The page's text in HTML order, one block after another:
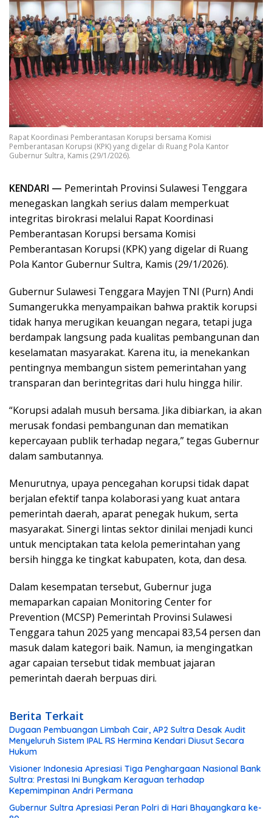
Rapat Koordinasi Pemberantasan Korupsi bersama Komisi
Pemberantasan Korupsi (KPK) yang digelar di Ruang Pola Kantor
Gubernur Sultra, Kamis (29/1/2026).
KENDARI — Pemerintah Provinsi Sulawesi Tenggara
menegaskan langkah serius dalam memperkuat
integritas birokrasi melalui Rapat Koordinasi
Pemberantasan Korupsi bersama Komisi
Pemberantasan Korupsi (KPK) yang digelar di Ruang
Pola Kantor Gubernur Sultra, Kamis (29/1/2026).
Gubernur Sulawesi Tenggara Mayjen TNI (Purn) Andi
Sumangerukka menyampaikan bahwa praktik korupsi
tidak hanya merugikan keuangan negara, tetapi juga
berdampak langsung pada kualitas pembangunan dan
keselamatan masyarakat. Karena itu, ia menekankan
pentingnya membangun sistem pemerintahan yang
transparan dan berintegritas dari hulu hingga hilir.
“Korupsi adalah musuh bersama. Jika dibiarkan, ia akan
merusak fondasi pembangunan dan mematikan
kepercayaan publik terhadap negara,” tegas Gubernur
dalam sambutannya.
Menurutnya, upaya pencegahan korupsi tidak dapat
berjalan efektif tanpa kolaborasi yang kuat antara
pemerintah daerah, aparat penegak hukum, serta
masyarakat. Sinergi lintas sektor dinilai menjadi kunci
untuk menciptakan tata kelola pemerintahan yang
bersih hingga ke tingkat kabupaten, kota, dan desa.
Dalam kesempatan tersebut, Gubernur juga
memaparkan capaian Monitoring Center for
Prevention (MCSP) Pemerintah Provinsi Sulawesi
Tenggara tahun 2025 yang mencapai 83,54 persen dan
masuk dalam kategori baik. Namun, ia mengingatkan
agar capaian tersebut tidak membuat jajaran
pemerintah daerah berpuas diri.
Berita Terkait
Dugaan Pembuangan Limbah Cair, AP2 Sultra Desak Audit
Menyeluruh Sistem IPAL RS Hermina Kendari Diusut Secara
Hukum
Visioner Indonesia Apresiasi Tiga Penghargaan Nasional Bank
Sultra: Prestasi Ini Bungkam Keraguan terhadap
Kepemimpinan Andri Permana
Gubernur Sultra Apresiasi Peran Polri di Hari Bhayangkara ke-